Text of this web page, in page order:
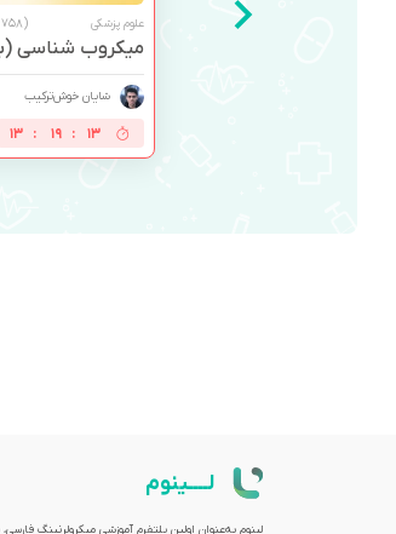
علوم پزشکی (758 بازخورد)
شایان خوش‌ترکیب
13
:
19
:
13
لــــینوم
لینوم به‌عنوان اولین پلتفرم آموزشی میکرولرنینگ